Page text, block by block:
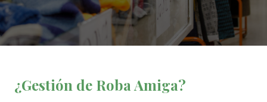
¿Gestión de Roba Amiga?